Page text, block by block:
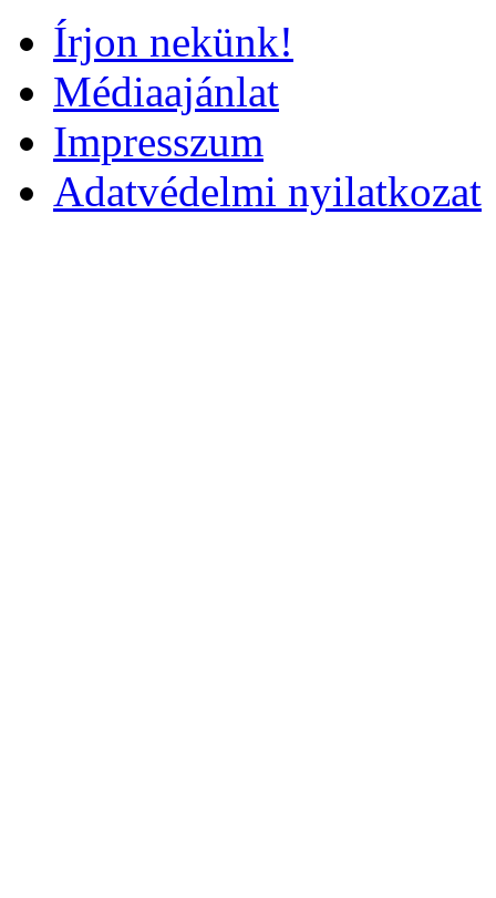
Írjon nekünk!
Médiaajánlat
Impresszum
Adatvédelmi nyilatkozat